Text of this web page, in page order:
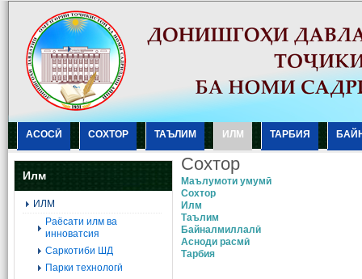
АСОСӢ СОХТОР ТАЪЛИМ ИЛМ ТАРБИЯ
Илм
ИЛМ
Раёсати илм ва
инноватсия
Саркотиби ШД
Парки технологӣ
Сохтор
Маълумоти умумӣ
Сохтор
Илм
Таълим
Байналмиллалӣ
Асноди расмӣ
Тарбия